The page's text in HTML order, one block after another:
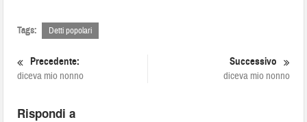
Tags: Detti popolari
Precedente:
diceva mio nonno
Successivo
diceva mio nonno
Rispondi a